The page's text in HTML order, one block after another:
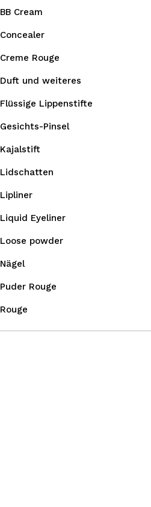
BB Cream
Concealer
Creme Rouge
Duft und weiteres
Flüssige Lippenstifte
Gesichts-Pinsel
Kajalstift
Lidschatten
Lipliner
Liquid Eyeliner
Loose powder
Nägel
Puder Rouge
Rouge